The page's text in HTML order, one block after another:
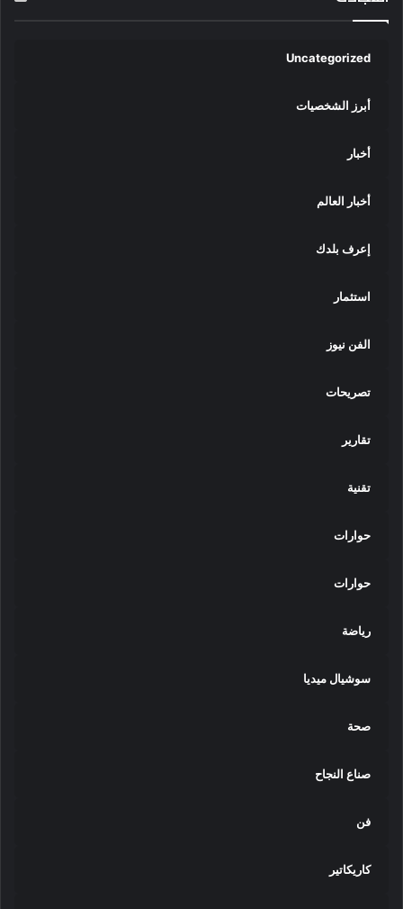
Uncategorized
أبرز الشخصيات
أخبار
أخبار العالم
إعرف بلدك
استثمار
الفن نيوز
تصريحات
تقارير
تقنية
حوارات
حوارات
رياضة
سوشيال ميديا
صحة
صناع النجاح
فن
كاريكاتير